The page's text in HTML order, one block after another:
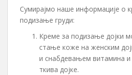
Сумирајмо наше информације о
подизање груди:
Креме за подизање дојки
стање коже на женским
и снабдевањем витамина
ткива дојке.